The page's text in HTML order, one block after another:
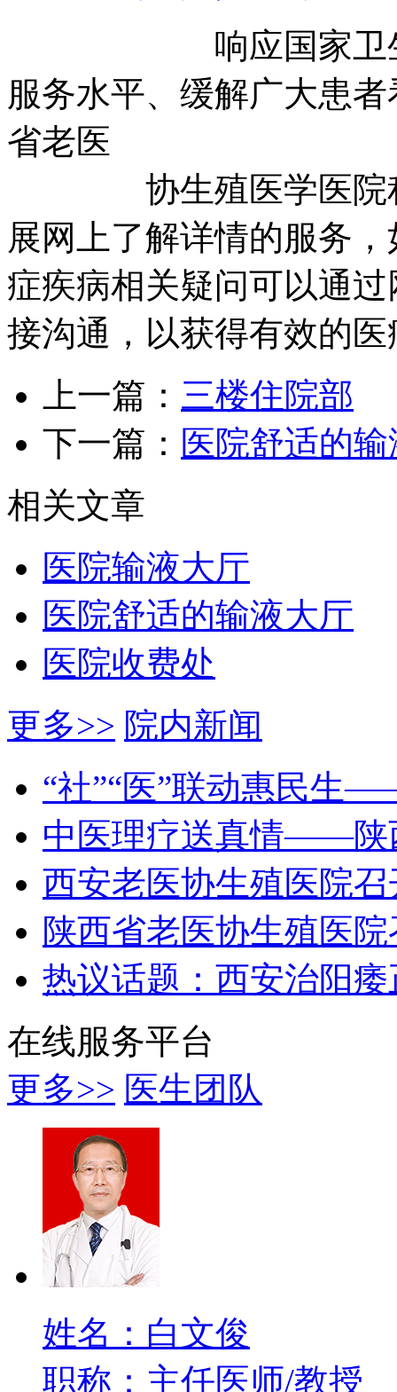
响应国家卫生部
服务水平、缓解广大患
省老医
协生殖医学医院积
展网上了解详情的服务
症疾病相关疑问可以通
接沟通，以获得有效的
上一篇： 三楼住院部
下一篇： 医院舒适的
相关文章
医院输液大厅
医院舒适的输液大厅
医院收费处
更多>> 院内新闻
“社”“医”联动惠民生
中医理疗送真情——陕
西安老医协生殖医院
陕西省老医协生殖医
热议话题：西安治阳
在线服务平台
更多>> 医生团队
姓名：白文俊
职称：主任医师/教授